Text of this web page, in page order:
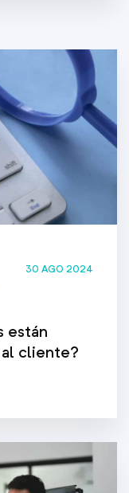
30 AGO 2024
están
cliente?